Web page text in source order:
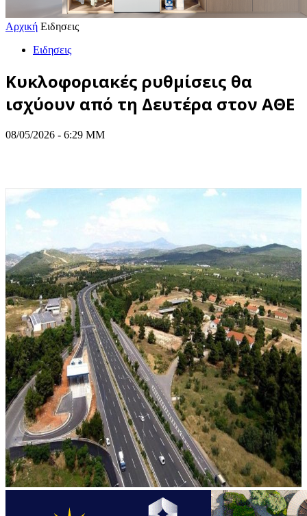
Αρχική Ειδησεις
Ειδησεις
Κυκλοφοριακές ρυθμίσεις θα
ισχύουν από τη Δευτέρα στον ΑΘΕ
08/05/2026 - 6:29 ΜΜ